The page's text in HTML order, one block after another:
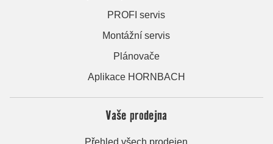
PROFI servis
Montážní servis
Plánovače
Aplikace HORNBACH
Vaše prodejna
Přehled všech prodejen